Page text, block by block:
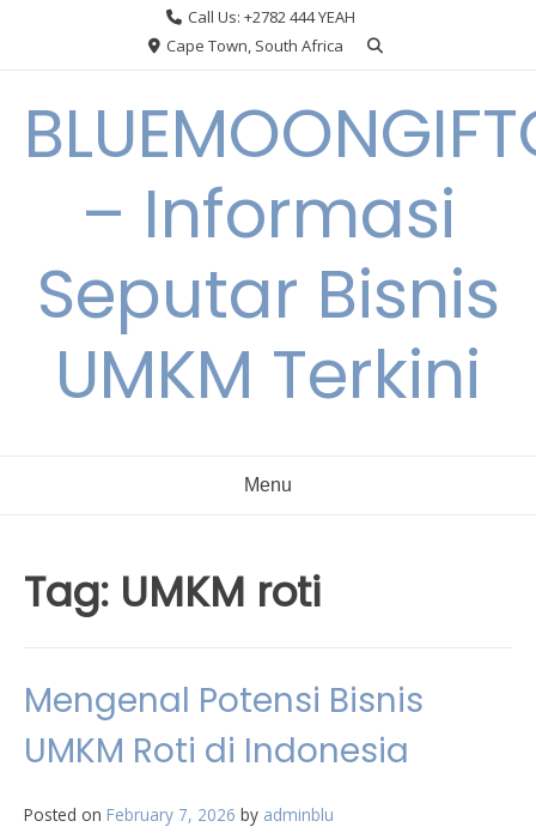
Call Us: +2782 444 YEAH
Cape Town, South Africa
– Informasi
Seputar Bisnis
UMKM Terkini
Menu
Tag: UMKM roti
Mengenal Potensi Bisnis
UMKM Roti di Indonesia
Posted on February 7, 2026 by adminblu